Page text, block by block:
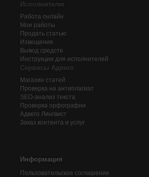
Исполнителю
Работа онлайн
Мои работы
Продать статью
Извещения
Вывод средств
Инструкции для исполнителей
Сервисы Адвего
Магазин статей
Проверка на антиплагиат
SEO-анализ текста
Проверка орфографии
Адвего Лингвист
Заказ контента и услуг
Информация
Пользовательское соглашение